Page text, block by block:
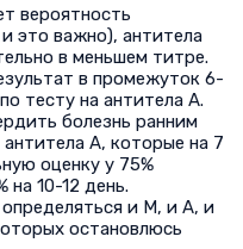
вероятность
это важно), антитела
в меньшем титре.
в промежуток 6-
тесту на антитела А.
болезнь ранним
А, которые на 7
оценку у 75%
на 10-12 день.
и М, и А, и
остановлюсь